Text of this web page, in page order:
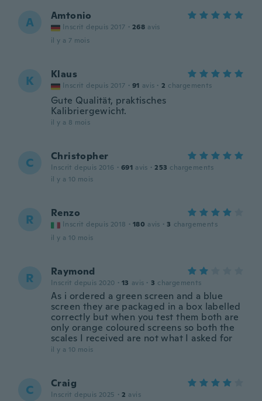
A Amtonio
Inscrit depuis 2017 · 268 avis
il y a 7 mois
K Klaus
Inscrit depuis 2017 · 91 avis · 2 chargements
Gute Qualität, praktisches
Kalibriergewicht.
il y a 8 mois
C Christopher
Inscrit depuis 2016 · 691 avis · 253 chargements
il y a 10 mois
R Renzo
Inscrit depuis 2018 · 180 avis · 3 chargements
il y a 10 mois
R Raymond
Inscrit depuis 2020 · 13 avis · 3 chargements
As i ordered a green screen and a blue
screen they are packaged in a box labelled
correctly but when you test them both are
only orange coloured screens so both the
scales I received are not what I asked for
il y a 10 mois
C Craig
Inscrit depuis 2025 · 2 avis